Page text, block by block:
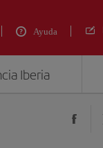
Ayuda
Iberia